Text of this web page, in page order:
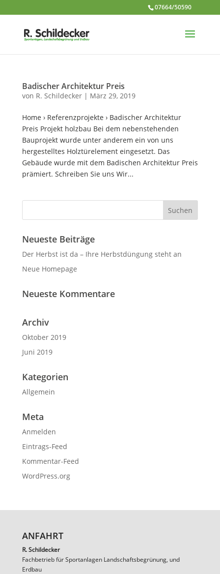
07664/50590
Badischer Architektur Preis
von R. Schildecker| März 29, 2019
Home › Referenzprojekte › Badischer Architektur
Preis Projekt holzbau Bei dem nebenstehenden
Bauprojekt wurde unter anderem ein von uns
hergestelltes Holztürelement eingesetzt. Das
Gebäude wurde mit dem Badischen Architektur Preis
prämiert. Schreiben Sie uns Wir...
Neueste Beiträge
Der Herbst ist da – Ihre Herbstdüngung steht an
Neue Homepage
Neueste Kommentare
Archiv
Oktober 2019
Juni 2019
Kategorien
Allgemein
Meta
Anmelden
Eintrags-Feed
Kommentar-Feed
WordPress.org
ANFAHRT
R. Schildecker
Fachbetrieb für Sportanlagen Landschaftsbegrünung, und
Erdbau